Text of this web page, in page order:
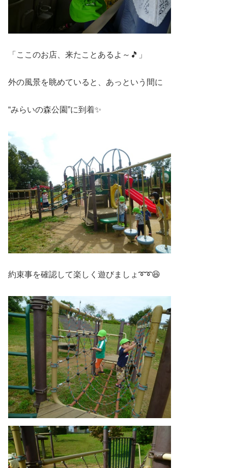
「ここのお店、来たことあるよ～🎵」
外の風景を眺めていると、あっという間に
“みらいの森公園”に到着✨
約束事を確認して楽しく遊びましょ➰➰😆